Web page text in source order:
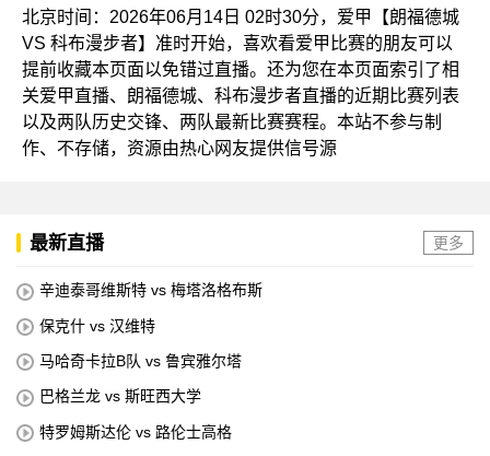
北京时间：2026年06月14日 02时30分，爱甲【朗福德城
VS 科布漫步者】准时开始，喜欢看爱甲比赛的朋友可以
提前收藏本页面以免错过直播。还为您在本页面索引了相
关爱甲直播、朗福德城、科布漫步者直播的近期比赛列表
以及两队历史交锋、两队最新比赛赛程。本站不参与制
作、不存储，资源由热心网友提供信号源
最新直播 更多
辛迪泰哥维斯特 vs 梅塔洛格布斯
保克什 vs 汉维特
马哈奇卡拉B队 vs 鲁宾雅尔塔
巴格兰龙 vs 斯旺西大学
特罗姆斯达伦 vs 路伦士高格